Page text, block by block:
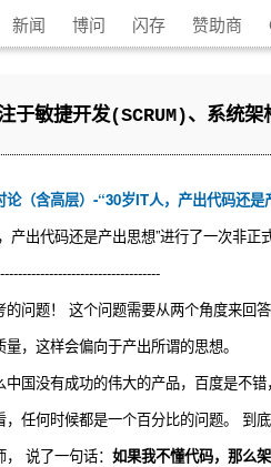
新闻 博问 闪存 赞助商
于敏捷开发(SCRUM)、系统
论（含高层）-“30岁IT人，产出代码还是
产出代码还是产出思想”进行了一次非正
问题！ 这个问题需要从两个角度来回答
，这样会偏向于产出所谓的思想。
国没有成功的伟大的产品，百度是不错
任何时候都是一个百分比的问题。 到
说了一句话： 如果我不懂代码，那么